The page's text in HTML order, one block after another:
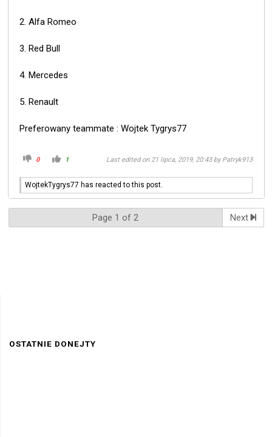
2. Alfa Romeo
3. Red Bull
4. Mercedes
5. Renault
Preferowany teammate : Wojtek Tygrys77
0 1 Last edited on 21 lipca, 2019, 20:43 byPatryk913
WojtekTygrys77 has reacted to this post.
Page 1 of 2 Next
OSTATNIE DONEJTY